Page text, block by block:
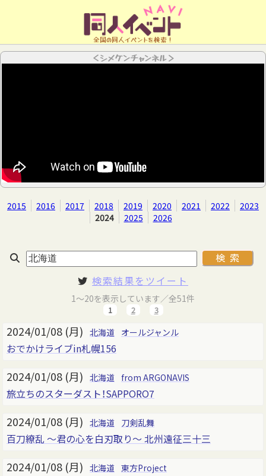
全国の同人イベントを検索！
＜シメケンチャンネル＞
2015 2016 2017 2018 2019 2020 2021 2022
2023
2024
2025 2026
検索結果をツイート
1～20を表示しています／全51件
1 2 3
2024/01/08 (月) 北海道 オールジャンル
おでかけライブin札幌156
2024/01/08 (月) 北海道 from ARGONAVIS
旅立ちのスターダスト！SAPPORO7
2024/01/08 (月) 北海道 刀剣乱舞
百刀繚乱 ～君の心を白刃取り～ 北州遠征三十三
2024/01/08 (月) 北海道 東方Project